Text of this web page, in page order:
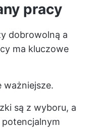
pracy
dobrowolną a
ma kluczowe
ważniejsze.
są z wyboru, a